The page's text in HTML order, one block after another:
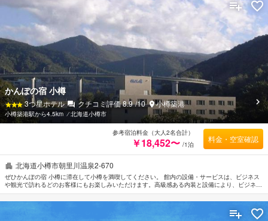
北海道小樽市朝里川温泉2-670
ぜひかんぽの宿 小樽に滞在して小樽を満喫してください。 館内の設備・サービスは、ビジネス
や観光で訪れるどのお客様にもお楽しみいただけます。高級感ある内装と設備により、ビジネス
および観光目的のお客様に最適な滞在先です。 24時間セキュリティ, コインランドリー, 清掃
（毎日）, 車椅子OK, Wi-Fi（共有エリア内）などの設備・サービスもぜひご利用ください。 快適
な睡眠をサポートするために各種アメニティを整えております。薄型TV, 洋服掛け, 鏡, スリッ
パ, タオルなどを備えたお部屋でぐっすりとおやすみいただけます。 一日の疲れを癒すために温
かんぽの宿 小樽
3つ星ホテル クチコミ評価8.9 /10 小樽築港
小樽築港駅から4.5km ⁄北海道小樽市
参考宿泊料金（大人2名合計）
￥18,452〜 /1泊
料金・空室確認